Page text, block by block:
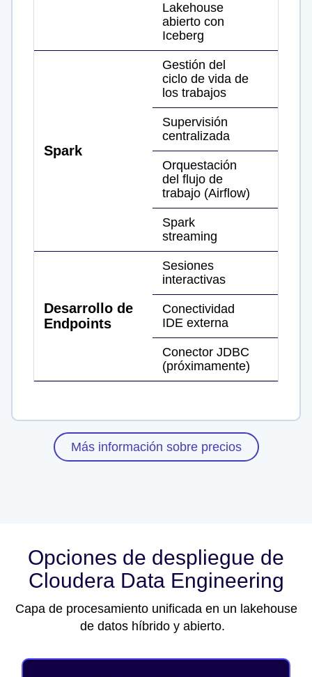
Lakehouse
abierto con
Iceberg
Spark
Gestión del
ciclo de vida de
los trabajos
Supervisión
centralizada
Orquestación
del flujo de
trabajo (Airflow)
Spark
streaming
Desarrollo de
Endpoints
Sesiones
interactivas
Conectividad
IDE externa
Conector JDBC
(próximamente)
Más información sobre precios
Opciones de despliegue de
Cloudera Data Engineering
Capa de procesamiento unificada en un lakehouse
de datos híbrido y abierto.